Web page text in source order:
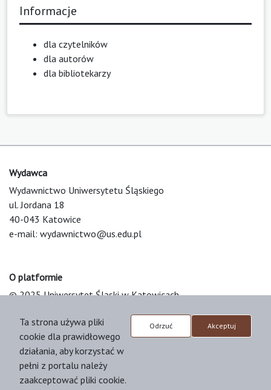
Informacje
dla czytelników
dla autorów
dla bibliotekarzy
Wydawca
Wydawnictwo Uniwersytetu Śląskiego
ul. Jordana 18
40-043 Katowice
e-mail: wydawnictwo@us.edu.pl
O platformie
© 2025 Uniwersytet Śląski w Katowicach
Platform & Workflow by OJS/PKP
Ta strona używa pliki
cookie dla prawidłowego
działania, aby korzystać w
pełni z portalu należy
zaakceptować pliki cookie.
Odrzuć Akceptuj